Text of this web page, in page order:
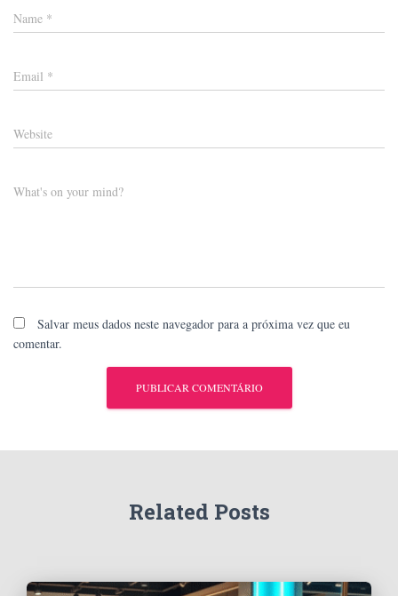
Name *
Email *
Website
What's on your mind?
Salvar meus dados neste navegador para a próxima vez que eu
comentar.
Related Posts